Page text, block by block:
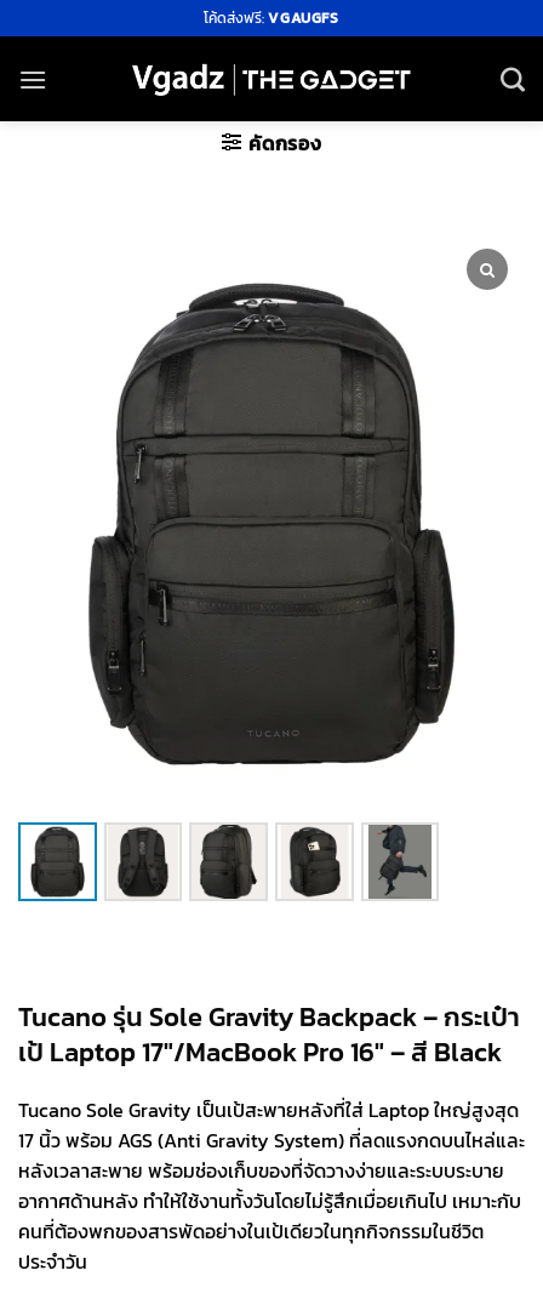
ไป
ยัง
โค้ดส่งฟรี:VGAUGFS
คัดกรอง
Tucano รุ่น Sole Gravity Backpack – กระเป๋า
เป้ Laptop 17″/MacBook Pro 16″ – สี Black
Tucano Sole Gravity เป็นเป้สะพายหลังที่ใส่ Laptop ใหญ่สูงสุด
17 นิ้ว พร้อม AGS (Anti Gravity System) ที่ลดแรงกดบนไหล่และ
หลังเวลาสะพาย พร้อมช่องเก็บของที่จัดวางง่ายและระบบระบาย
อากาศด้านหลัง ทำให้ใช้งานทั้งวันโดยไม่รู้สึกเมื่อยเกินไป เหมาะกับ
คนที่ต้องพกของสารพัดอย่างในเป้เดียวในทุกกิจกรรมในชีวิต
ประจำวัน